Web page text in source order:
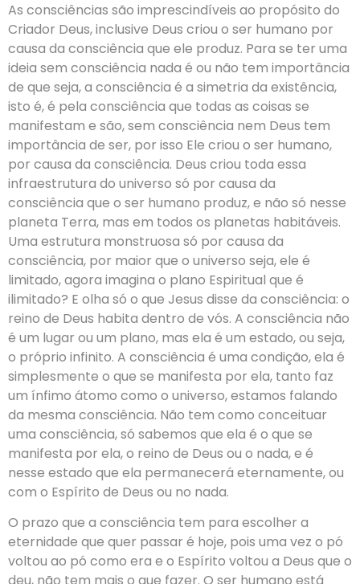
As consciências são imprescindíveis ao propósito do
Criador Deus, inclusive Deus criou o ser humano por
causa da consciência que ele produz. Para se ter uma
ideia sem consciência nada é ou não tem importância
de que seja, a consciência é a simetria da existência,
isto é, é pela consciência que todas as coisas se
manifestam e são, sem consciência nem Deus tem
importância de ser, por isso Ele criou o ser humano,
por causa da consciência. Deus criou toda essa
infraestrutura do universo só por causa da
consciência que o ser humano produz, e não só nesse
planeta Terra, mas em todos os planetas habitáveis.
Uma estrutura monstruosa só por causa da
consciência, por maior que o universo seja, ele é
limitado, agora imagina o plano Espiritual que é
ilimitado? E olha só o que Jesus disse da consciência: o
reino de Deus habita dentro de vós. A consciência não
é um lugar ou um plano, mas ela é um estado, ou seja,
o próprio infinito. A consciência é uma condição, ela é
simplesmente o que se manifesta por ela, tanto faz
um ínfimo átomo como o universo, estamos falando
da mesma consciência. Não tem como conceituar
uma consciência, só sabemos que ela é o que se
manifesta por ela, o reino de Deus ou o nada, e é
nesse estado que ela permanecerá eternamente, ou
com o Espírito de Deus ou no nada.
O prazo que a consciência tem para escolher a
eternidade que quer passar é hoje, pois uma vez o pó
voltou ao pó como era e o Espírito voltou a Deus que o